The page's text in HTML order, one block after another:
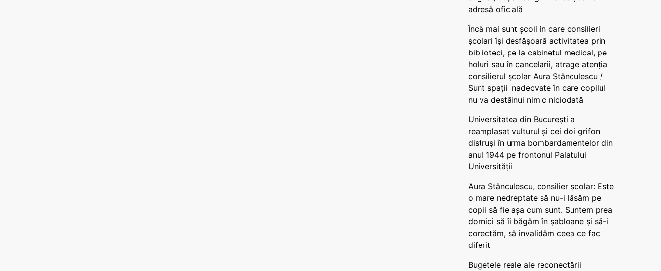
adresă oficială
Încă mai sunt școli în care consilierii
școlari își desfășoară activitatea prin
biblioteci, pe la cabinetul medical, pe
holuri sau în cancelarii, atrage atenția
consilierul școlar Aura Stănculescu /
Sunt spații inadecvate în care copilul
nu va destăinui nimic niciodată
Universitatea din București a
reamplasat vulturul și cei doi grifoni
distruși în urma bombardamentelor din
anul 1944 pe frontonul Palatului
Universității
Aura Stănculescu, consilier școlar: Este
o mare nedreptate să nu-i lăsăm pe
copii să fie așa cum sunt. Suntem prea
dornici să îi băgăm în șabloane și să-i
corectăm, să invalidăm ceea ce fac
diferit
Bugetele reale ale reconectării